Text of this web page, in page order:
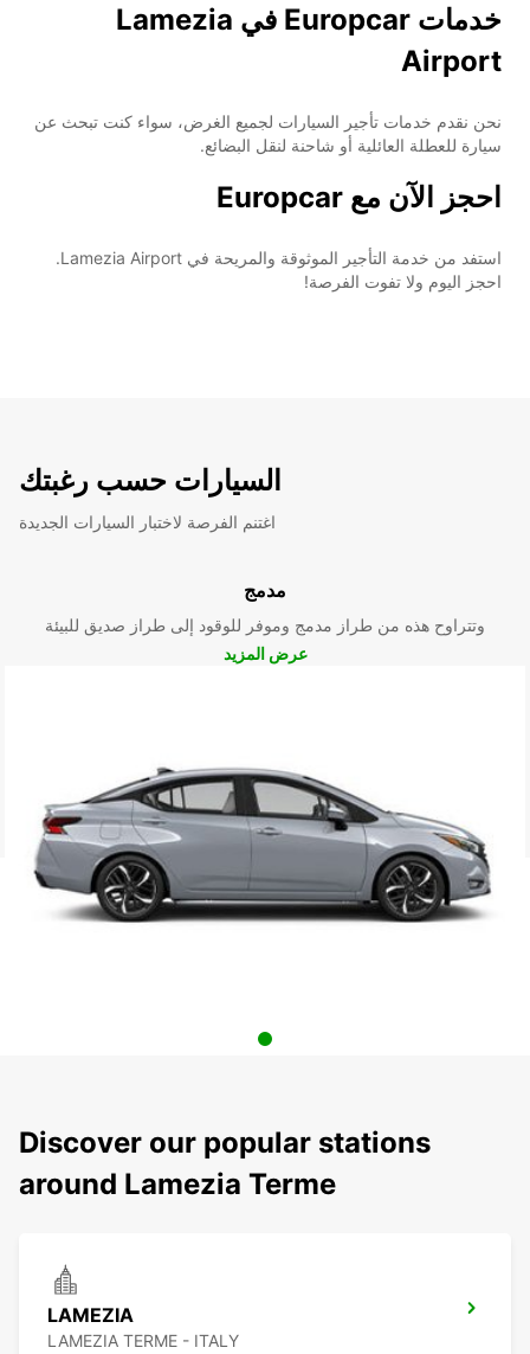
خدمات Europcar في Lamezia
Airport
نحن نقدم خدمات تأجير السيارات لجميع الغرض، سواء كنت تبحث عن
سيارة للعطلة العائلية أو شاحنة لنقل البضائع.
احجز الآن مع Europcar
استفد من خدمة التأجير الموثوقة والمريحة في Lamezia Airport.
احجز اليوم ولا تفوت الفرصة!
السيارات حسب رغبتك
اغتنم الفرصة لاختبار السيارات الجديدة
مدمج
وتتراوح هذه من طراز مدمج وموفر للوقود إلى طراز صديق للبيئة
عرض المزيد
Discover our popular stations
around Lamezia Terme
LAMEZIA
LAMEZIA TERME - ITALY